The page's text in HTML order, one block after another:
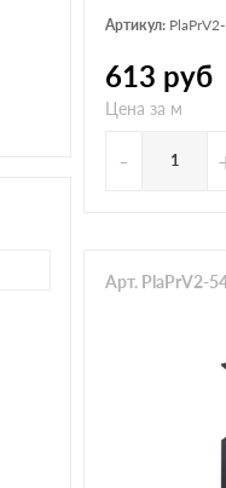
Артикул:
613 руб
Цена за м
-
Арт. PlaPrV2-